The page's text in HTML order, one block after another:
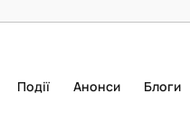
Події Анонси Блоги